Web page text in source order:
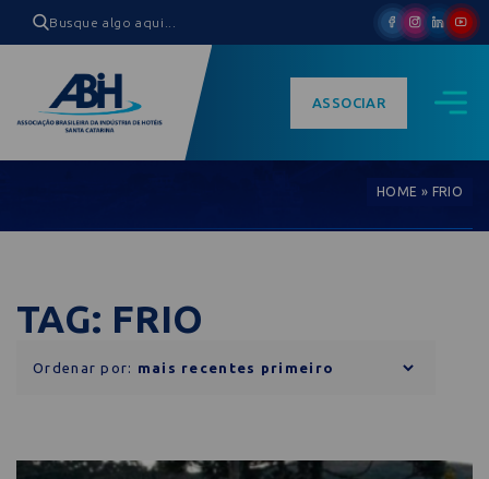
ASSOCIAR
HOME » FRIO
TAG: FRIO
Ordenar por: